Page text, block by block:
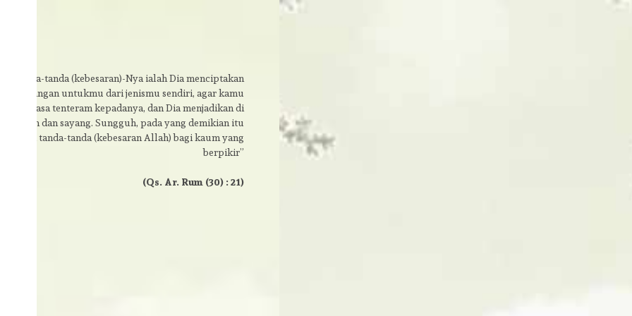
tanda-tanda (kebesaran)-Nya ialah Dia menciptakan
pasangan untukmu dari jenismu sendiri, agar kamu
dan merasa tenteram kepadanya, dan Dia menjadikan di
kasih dan sayang. Sungguh, pada yang demikian itu
terdapat tanda-tanda (kebesaran Allah) bagi kaum yang
berpikir”
(Qs. Ar. Rum (30) : 21)